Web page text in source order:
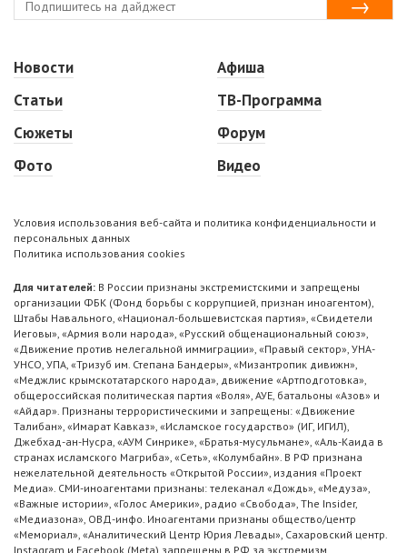
Новости
Статьи
Сюжеты
Фото
Афиша
ТВ-Программа
Форум
Видео
Условия использования веб-сайта и политика конфиденциальности и
персональных данных
Политика использования cookies
Для читателей: В России признаны экстремистскими и запрещены
организации ФБК (Фонд борьбы с коррупцией, признан иноагентом),
Штабы Навального, «Национал-большевистская партия», «Свидетели
Иеговы», «Армия воли народа», «Русский общенациональный союз»,
«Движение против нелегальной иммиграции», «Правый сектор», УНА-
УНСО, УПА, «Тризуб им. Степана Бандеры», «Мизантропик дивижн»,
«Меджлис крымскотатарского народа», движение «Артподготовка»,
общероссийская политическая партия «Воля», АУЕ, батальоны «Азов» и
«Айдар». Признаны террористическими и запрещены: «Движение
Талибан», «Имарат Кавказ», «Исламское государство» (ИГ, ИГИЛ),
Джебхад-ан-Нусра, «АУМ Синрике», «Братья-мусульмане», «Аль-Каида в
странах исламского Магриба», «Сеть», «Колумбайн». В РФ признана
нежелательной деятельность «Открытой России», издания «Проект
Медиа». СМИ-иноагентами признаны: телеканал «Дождь», «Медуза»,
«Важные истории», «Голос Америки», радио «Свобода», The Insider,
«Медиазона», ОВД-инфо. Иноагентами признаны общество/центр
«Мемориал», «Аналитический Центр Юрия Левады», Сахаровский центр.
Instagram и Facebook (Metа) запрещены в РФ за экстремизм.